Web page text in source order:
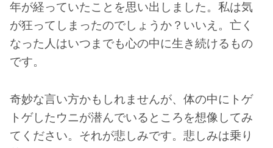
年が経っていたことを思い出しました。私は気
が狂ってしまったのでしょうか？いいえ。亡く
な​​った人はいつまでも心の中に生き続けるもの
です。
奇妙な言い方かもしれませんが、体の中にトゲ
トゲしたウニが潜んでいるところを想像してみ
てください。それが悲しみです。悲しみは乗り